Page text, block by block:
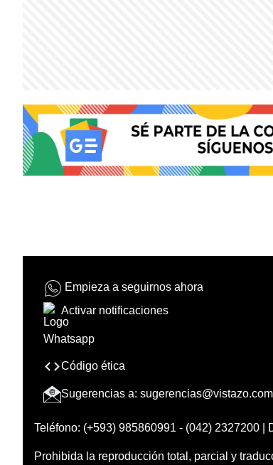
Empieza a seguirnos ahora
Activar notificaciones
Código ética
Sugerencias a: sugerencias@vistazo.com
Teléfono: (+593) 985860991 - (042) 2327200 |
Prohibida la reproducción total, parcial y